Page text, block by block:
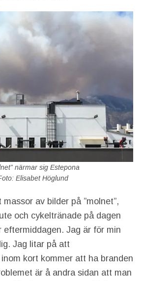
närmar sig Estepona
Elisabet Höglund
av bilder på ”molnet”,
och cykeltränade på dagen
eftermiddagen. Jag är för min
Jag litar på att
kort kommer att ha branden
är å andra sidan att man